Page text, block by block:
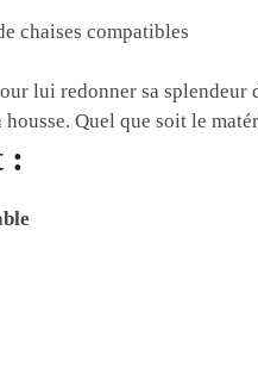
lui redonner sa splendeur
Quel que soit le
: